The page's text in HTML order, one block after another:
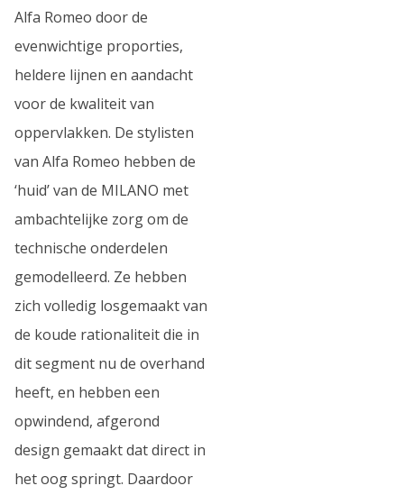
Alfa Romeo door de
evenwichtige proporties,
heldere lijnen en aandacht
voor de kwaliteit van
oppervlakken. De stylisten
van Alfa Romeo hebben de
‘huid’ van de MILANO met
ambachtelijke zorg om de
technische onderdelen
gemodelleerd. Ze hebben
zich volledig losgemaakt van
de koude rationaliteit die in
dit segment nu de overhand
heeft, en hebben een
opwindend, afgerond
design gemaakt dat direct in
het oog springt. Daardoor